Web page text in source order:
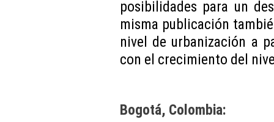
posibilidades para un
misma publicación
nivel de urbanización a
con el crecimiento del
Bogotá, Colombia: